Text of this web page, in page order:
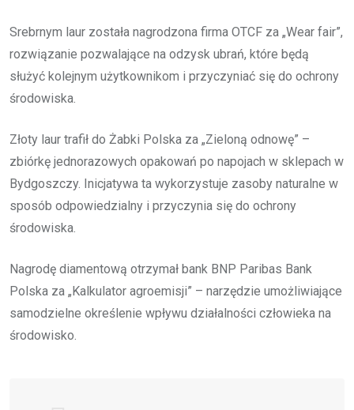
Srebrnym laur została nagrodzona firma OTCF za „Wear fair”,
rozwiązanie pozwalające na odzysk ubrań, które będą
służyć kolejnym użytkownikom i przyczyniać się do ochrony
środowiska.
Złoty laur trafił do Żabki Polska za „Zieloną odnowę” –
zbiórkę jednorazowych opakowań po napojach w sklepach w
Bydgoszczy. Inicjatywa ta wykorzystuje zasoby naturalne w
sposób odpowiedzialny i przyczynia się do ochrony
środowiska.
Nagrodę diamentową otrzymał bank BNP Paribas Bank
Polska za „Kalkulator agroemisji” – narzędzie umożliwiające
samodzielne określenie wpływu działalności człowieka na
środowisko.